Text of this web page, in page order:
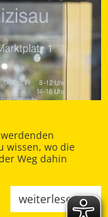
wissen, wo die
Weg dahin
weiterlesen